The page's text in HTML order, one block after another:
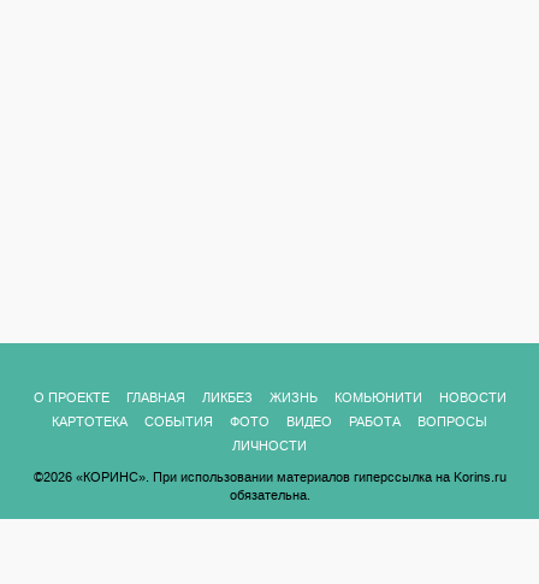
О ПРОЕКТЕ ГЛАВНАЯ ЛИКБЕЗ ЖИЗНЬ КОМЬЮНИТИ
НОВОСТИ
КАРТОТЕКА
СОБЫТИЯ ФОТО ВИДЕО РАБОТА
ВОПРОСЫ
ЛИЧНОСТИ
©2026 «КОРИНС». При использовании материалов гиперссылка на Korins.ru
обязательна.